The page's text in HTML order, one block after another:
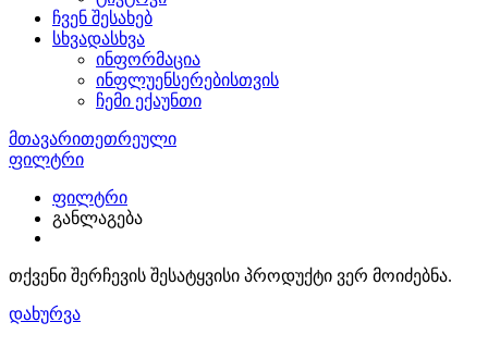
ჩვენ შესახებ
სხვადასხვა
ინფორმაცია
ინფლუენსერებისთვის
ჩემი ექაუნთი
მთავარითეთრეული
ფილტრი
ფილტრი
განლაგება
თქვენი შერჩევის შესატყვისი პროდუქტი ვერ მოიძებნა.
დახურვა